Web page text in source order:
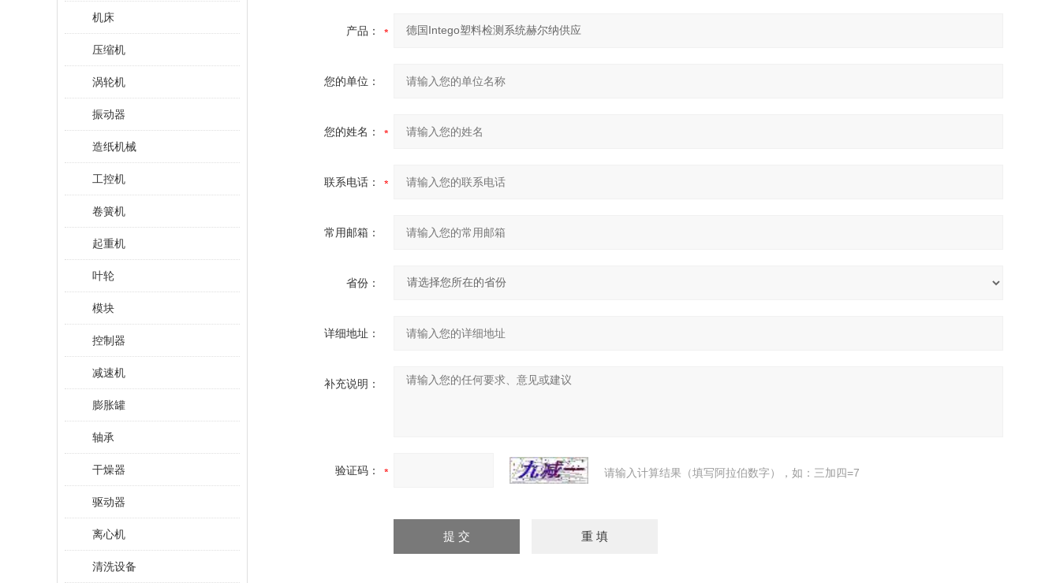
机床
压缩机
涡轮机
振动器
造纸机械
工控机
卷簧机
起重机
叶轮
模块
控制器
减速机
膨胀罐
轴承
干燥器
驱动器
离心机
清洗设备
产品：
您的单位：
您的姓名：
联系电话：
常用邮箱：
省份：
详细地址：
补充说明：
验证码： 请输入计算结果（填写阿拉伯数字），如：三加四=7